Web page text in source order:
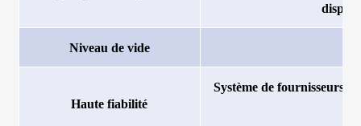
Niveau de vide
Haute fiabilité
Système de fournisseurs